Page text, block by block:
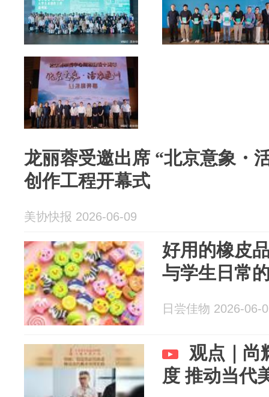
龙丽蓉受邀出席 “北京意象・
创作工程开幕式
美协快报 2026-06-09
好用的橡皮
与学生日常
日尝佳物 2026-06-
观点｜尚
度 推动当代